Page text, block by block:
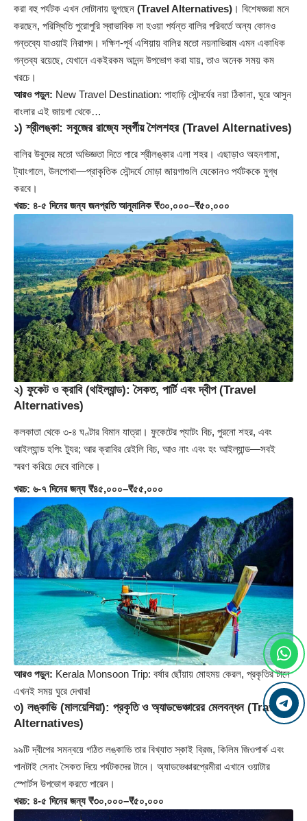
করা বহু পর্যটক এখন দোটানায় ভুগছেন (Travel Alternatives) । বিশেষজ্ঞরা মনে
করছেন, পরিস্থিতি পুরোপুরি স্বাভাবিক না হওয়া পর্যন্ত বালির পরিবর্তে অন্য কোনও
গন্তব্যে যাওয়াই নিরাপদ। দক্ষিণ-পূর্ব এশিয়ায় বালির মতো নয়নাভিরাম এমন একাধিক
গন্তব্য রয়েছে, যেখানে একইরকম আনন্দ উপভোগ করা যায়, তাও অনেক সময় কম
খরচে।
আরও পড়ুন: New Travel Destination: পাহাড়ি সৌন্দর্যের নয়া ঠিকানা, ঘুরে আসুন
বাংলার এই জায়গা থেকে…
১) শ্রীলঙ্কা: সবুজের রাজ্যে স্বর্গীয় শৈলশহর (Travel Alternatives)
বালির উবুদের মতো অভিজ্ঞতা দিতে পারে শ্রীলঙ্কার এলা শহর। এছাড়াও অহনগামা,
ট্যাংগালে, উলপোথা—প্রাকৃতিক সৌন্দর্যে মোড়া জায়গাগুলি যেকোনও পর্যটককে মুগ্ধ
করবে।
খরচ: ৪-৫ দিনের জন্য জনপ্রতি আনুমানিক ₹৩০,০০০–₹৫০,০০০
২) ফুকেট ও ক্রাবি (থাইল্যান্ড): সৈকত, পার্টি এবং দ্বীপ(Travel
Alternatives)
কলকাতা থেকে ৩-৪ ঘণ্টার বিমান যাত্রা। ফুকেটের প্যাটং বিচ, পুরনো শহর, এবং
আইল্যান্ড হপিং ট্যুর; আর ক্রাবির রেইলি বিচ, আও নাং এবং হং আইল্যান্ড—সবই
স্মরণ করিয়ে দেবে বালিকে।
খরচ: ৬-৭ দিনের জন্য ₹৪৫,০০০–₹৫৫,০০০
আরও পড়ুন: Kerala Monsoon Trip: বর্ষার ছোঁয়ায় মোহময় কেরল, প্রকৃতির টানে
এখনই সময় ঘুরে দেখার!
৩) লঙ্কাভি (মালয়েশিয়া): প্রকৃতি ও অ্যাডভেঞ্চারের মেলবন্ধন (Travel
Alternatives)
৯৯টি দ্বীপের সমন্বয়ে গঠিত লঙ্কাভি তার বিখ্যাত স্কাই ব্রিজ, কিলিম জিওপার্ক এবং
পানটাই সেনাং সৈকত দিয়ে পর্যটকদের টানে। অ্যাডভেঞ্চারপ্রেমীরা এখানে ওয়াটার
স্পোর্টস উপভোগ করতে পারেন।
খরচ: ৪-৫ দিনের জন্য ₹৩০,০০০–₹৫০,০০০